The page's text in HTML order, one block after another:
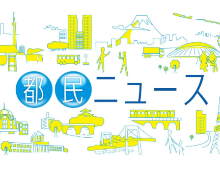
イベント・グッズ
YouTube
会社情報